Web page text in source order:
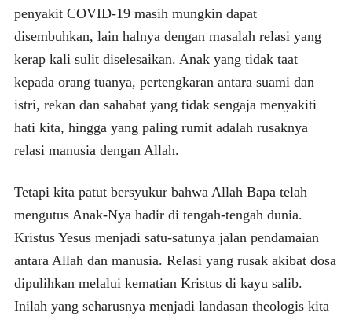
penyakit COVID-19 masih mungkin dapat
disembuhkan, lain halnya dengan masalah relasi yang
kerap kali sulit diselesaikan. Anak yang tidak taat
kepada orang tuanya, pertengkaran antara suami dan
istri, rekan dan sahabat yang tidak sengaja menyakiti
hati kita, hingga yang paling rumit adalah rusaknya
relasi manusia dengan Allah.
Tetapi kita patut bersyukur bahwa Allah Bapa telah
mengutus Anak-Nya hadir di tengah-tengah dunia.
Kristus Yesus menjadi satu-satunya jalan pendamaian
antara Allah dan manusia. Relasi yang rusak akibat dosa
dipulihkan melalui kematian Kristus di kayu salib.
Inilah yang seharusnya menjadi landasan theologis kita